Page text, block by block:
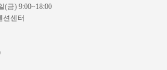
센터